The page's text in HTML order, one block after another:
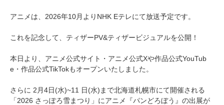
アニメは、2026年10月よりNHK Eテレにて放送予定です。
これを記念して、ティザーPV&ティザービジュアルを公開！
本日より、アニメ公式サイト・アニメ公式Xや作品公式YouTub
e・作品公式TikTokもオープンいたしました。
さらに 2月4日(水)~11 日(水)まで北海道札幌市にて開催される
「2026 さっぽろ雪まつり」にアニメ『パンどろぼう』の出展が